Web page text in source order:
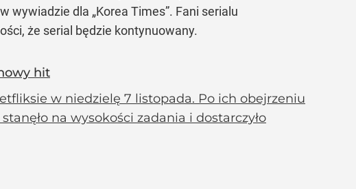
wywiadzie dla „Korea Times”. Fani serialu
że serial będzie kontynuowany.
hit
w niedzielę 7 listopada. Po ich obejrzeniu
na wysokości zadania i dostarczyło